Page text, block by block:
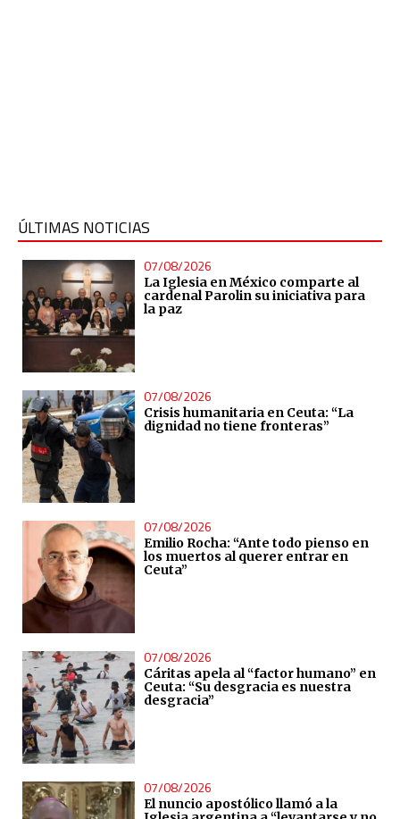
ÚLTIMAS NOTICIAS
07/08/2026
La Iglesia en México comparte al
cardenal Parolin su iniciativa para
la paz
07/08/2026
Crisis humanitaria en Ceuta: “La
dignidad no tiene fronteras”
07/08/2026
Emilio Rocha: “Ante todo pienso en
los muertos al querer entrar en
Ceuta”
07/08/2026
Cáritas apela al “factor humano” en
Ceuta: “Su desgracia es nuestra
desgracia”
07/08/2026
El nuncio apostólico llamó a la